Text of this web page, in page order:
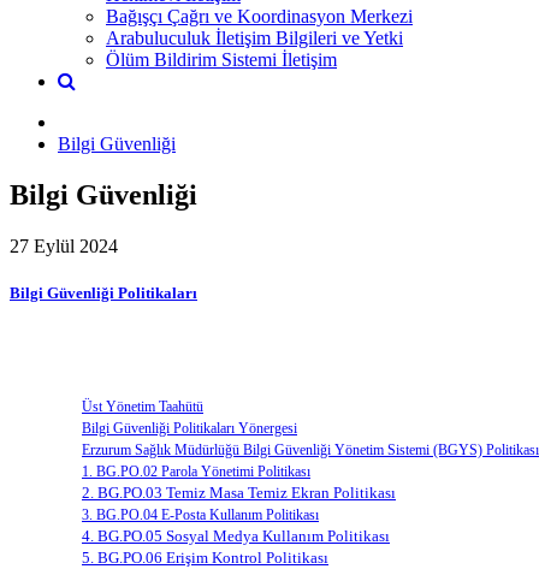
Bağışçı Çağrı ve Koordinasyon Merkezi
Arabuluculuk İletişim Bilgileri ve Yetki
Ölüm Bildirim Sistemi İletişim
Bilgi Güvenliği
Bilgi Güvenliği
27 Eylül 2024
Bilgi Güvenliği Politikaları
Üst Yönetim Taahütü
Bilgi Güvenliği Politikaları Yönergesi
Erzurum Sağlık Müdürlüğü Bilgi Güvenliği Yönetim Sistemi (BGYS) Politikası
1. BG.PO.02 Parola Yönetimi Politikası
2. BG.PO.03 Temiz Masa Temiz Ekran Politikası
3. BG.PO.04 E-Posta Kullanım Politikası
4. BG.PO.05 Sosyal Medya Kullanım Politikası
5. BG.PO.06 Erişim Kontrol Politikası